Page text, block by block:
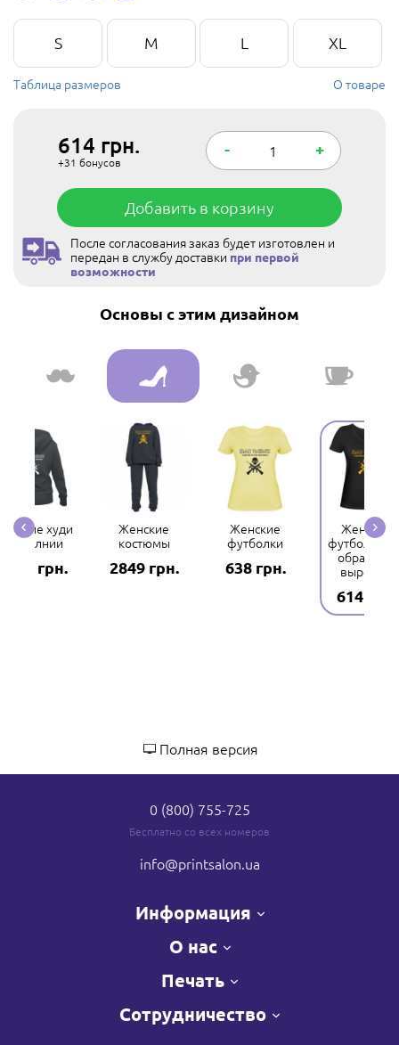
S M L XL
Таблица размеров О товаре
614 грн.
+31 бонусов
- +
Добавить в корзину
После согласования заказ будет изготовлен и
передан в службу доставки при первой
возможности
Основы с этим дизайном
худи
на молнии
грн.
Женские
костюмы
2849 грн.
Женские
футболки
638 грн.
Женские
футболки с
образным
вырезом
614 грн.
Полная версия
0 (800) 755-725
Бесплатно со всех номеров
info@printsalon.ua
Информация
О нас
Печать
Сотрудничество